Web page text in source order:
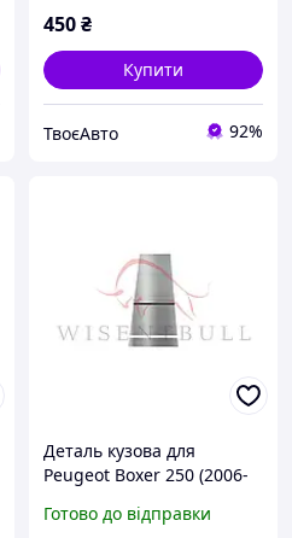
450₴
Купити
ТвоєАвто 92%
Деталь кузова для
Peugeot Boxer 250 (2006-
Оцинкована сталь 1.2 mm
Готово до відправки